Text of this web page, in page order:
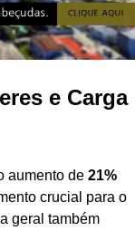
e Carga
aumento de 21%
crucial para o
geral também